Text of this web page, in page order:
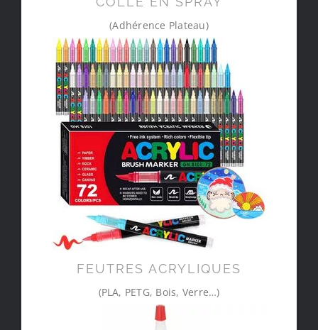
(Adhérence Plateau)
FEUTRES ACRYLIQUES
(PLA, PETG, Bois, Verre…)